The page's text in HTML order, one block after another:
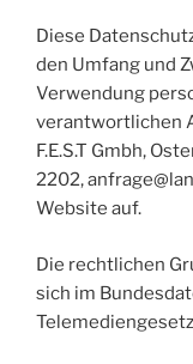
Diese
den Umfang und
Verwendung
verantwortlichen
F.E.S.T Gmbh,
2202,
Website auf.
Die rechtlichen
sich im